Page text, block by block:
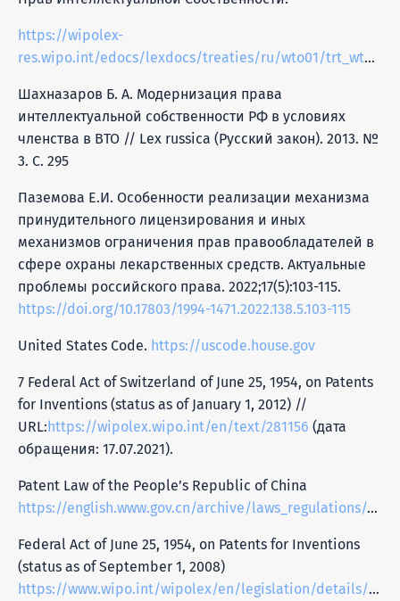
https://wipolex-
res.wipo.int/edocs/lexdocs/treaties/ru/wto01/trt_wto01_001ru.pdf
Шахназаров Б. А. Модернизация права
интеллектуальной собственности РФ в условиях
членства в ВТО // Lex russica (Русский закон). 2013. №
3. С. 295
Паземова Е.И. Особенности реализации механизма
принудительного лицензирования и иных
механизмов ограничения прав правообладателей в
сфере охраны лекарственных средств. Актуальные
проблемы российского права. 2022;17(5):103-115.
https://doi.org/10.17803/1994-1471.2022.138.5.103-115
United States Code. https://uscode.house.gov
7 Federal Act of Switzerland of June 25, 1954, on Patents
for Inventions (status as of January 1, 2012) //
URL:https://wipolex.wipo.int/en/text/281156 (дата
обращения: 17.07.2021).
Patent Law of the People’s Republic of China
https://english.www.gov.cn/archive/laws_regulations/2014/08/23/content_281474983043612.htm
Federal Act of June 25, 1954, on Patents for Inventions
(status as of September 1, 2008)
https://www.wipo.int/wipolex/en/legislation/details/5255